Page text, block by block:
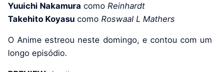
Yuuichi Nakamura como Reinhardt
Takehito Koyasu como Roswaal L Mathers
O Anime estreou neste domingo, e contou com um
longo episódio.